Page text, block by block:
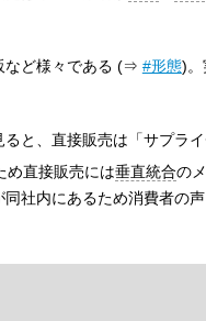
など様々である (⇒ #形態)。
ると、直接販売は「サプラ
め直接販売には垂直統合の
社内にあるため消費者の